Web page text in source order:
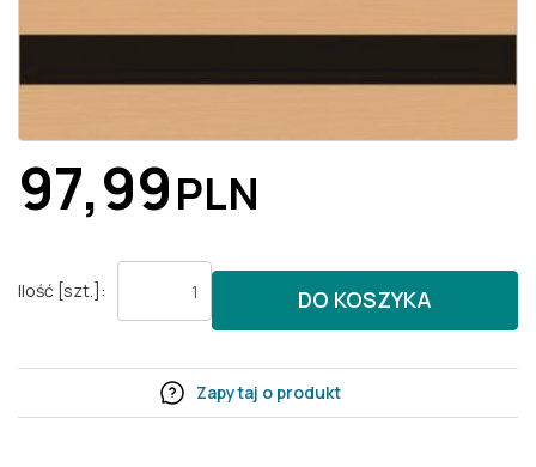
97,99PLN
Ilość [szt.] : DO KOSZYKA
Zapytaj o produkt